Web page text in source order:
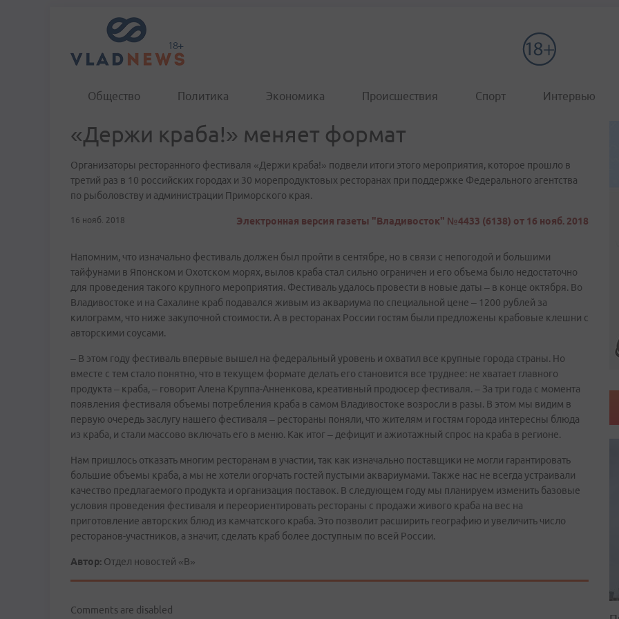
Общество Политика Экономика Происшествия Спорт Интервью
«Держи краба!» меняет формат
Организаторы ресторанного фестиваля «Держи краба!» подвели итоги этого мероприятия, которое прошло в
третий раз в 10 российских городах и 30 морепродуктовых ресторанах при поддержке Федерального агентства
по рыболовству и администрации Приморского края.
16 нояб. 2018 Электронная версия газеты "Владивосток" №4433 (6138) от 16 нояб. 2018
Напомним, что изначально фестиваль должен был пройти в сентябре, но в связи с непогодой и большими
тайфунами в Японском и Охотском морях, вылов краба стал сильно ограничен и его объема было недостаточно
для проведения такого крупного мероприятия. Фестиваль удалось провести в новые даты – в конце октября. Во
Владивостоке и на Сахалине краб подавался живым из аквариума по специальной цене – 1200 рублей за
килограмм, что ниже закупочной стоимости. А в ресторанах России гостям были предложены крабовые клешни с
авторскими соусами.
– В этом году фестиваль впервые вышел на федеральный уровень и охватил все крупные города страны. Но
вместе с тем стало понятно, что в текущем формате делать его становится все труднее: не хватает главного
продукта – краба, – говорит Алена Круппа-Анненкова, креативный продюсер фестиваля. – За три года с момента
появления фестиваля объемы потребления краба в самом Владивостоке возросли в разы. В этом мы видим в
первую очередь заслугу нашего фестиваля – рестораны поняли, что жителям и гостям города интересны блюда
из краба, и стали массово включать его в меню. Как итог – дефицит и ажиотажный спрос на краба в регионе.
Нам пришлось отказать многим ресторанам в участии, так как изначально поставщики не могли гарантировать
большие объемы краба, а мы не хотели огорчать гостей пустыми аквариумами. Также нас не всегда устраивали
качество предлагаемого продукта и организация поставок. В следующем году мы планируем изменить базовые
условия проведения фестиваля и переориентировать рестораны с продажи живого краба на вес на
приготовление авторских блюд из камчатского краба. Это позволит расширить географию и увеличить число
ресторанов-участников, а значит, сделать краб более доступным по всей России.
Автор: Отдел новостей «В»
Comments are disabled